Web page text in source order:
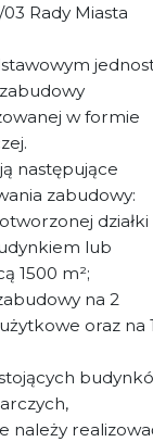
Rady Miasta
w formie
następujące
zabudowy:
działki
lub
1500 m²;
na 2
oraz na
należy